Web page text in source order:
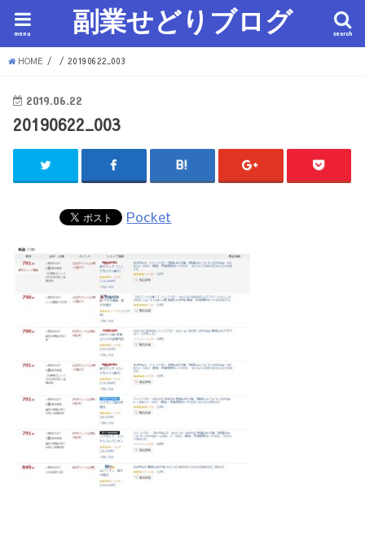
副業せどりブログ search
menu
HOME 20190622_003
2019.06.22
20190622_003
Pocket